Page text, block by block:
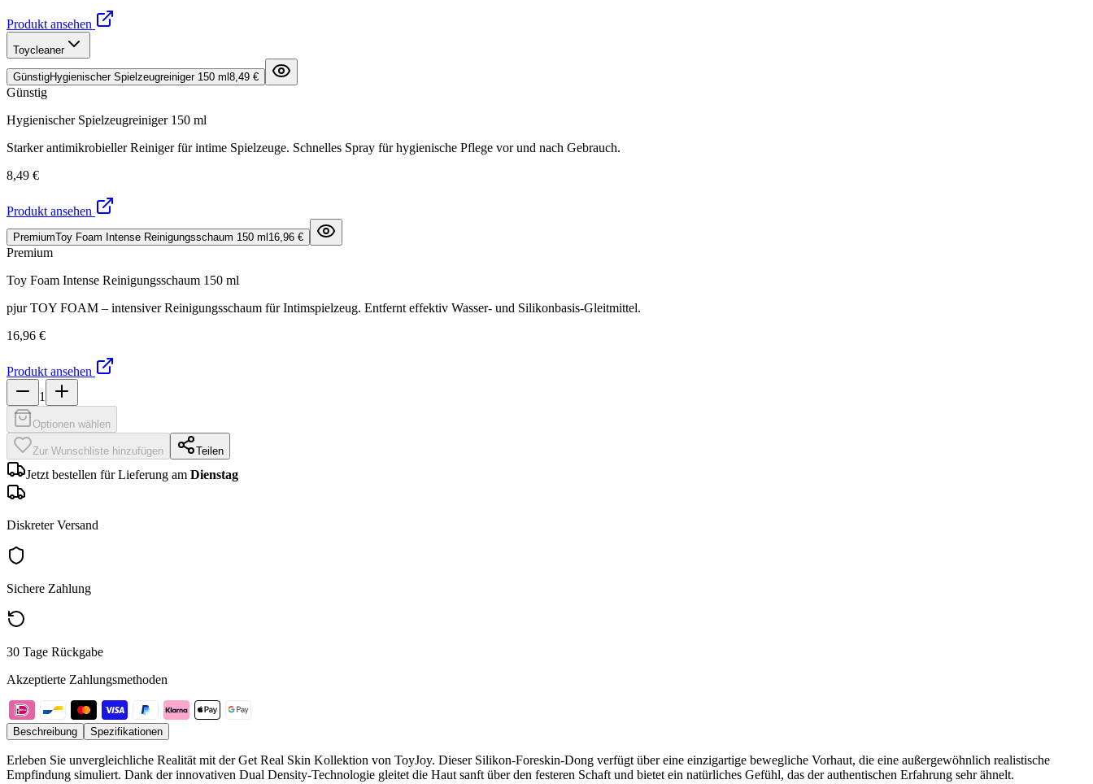
Produkt ansehen
Toycleaner
GünstigHygienischer Spielzeugreiniger 150 ml 8,49 €
Günstig
Hygienischer Spielzeugreiniger 150 ml
Starker antimikrobieller Reiniger für intime Spielzeuge. Schnelles Spray für hygienische Pflege vor und nach Gebrauch.
8,49 €
Produkt ansehen
PremiumToy Foam Intense Reinigungsschaum 150 ml 16,96 €
Premium
Toy Foam Intense Reinigungsschaum 150 ml
pjur TOY FOAM – intensiver Reinigungsschaum für Intimspielzeug. Entfernt effektiv Wasser- und Silikonbasis-Gleitmittel.
16,96 €
Produkt ansehen
1
Optionen wählen
Zur Wunschliste hinzufügen Teilen
Jetzt bestellen für Lieferung am Dienstag
Diskreter Versand
Sichere Zahlung
30 Tage Rückgabe
Akzeptierte Zahlungsmethoden
Beschreibung Spezifikationen
Erleben Sie unvergleichliche Realität mit der Get Real Skin Kollektion von ToyJoy. Dieser Silikon-Foreskin-Dong verfügt über eine einzigartige bewegliche Vorhaut, die eine außergewöhnlich realistische
Empfindung simuliert. Dank der innovativen Dual Density-Technologie gleitet die Haut sanft über den festeren Schaft und bietet ein natürliches Gefühl, das der authentischen Erfahrung sehr ähnelt.